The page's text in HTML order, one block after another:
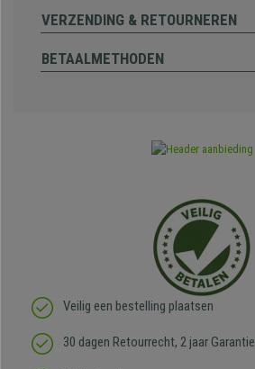
VERZENDING & RETOURNEREN
BETAALMETHODEN
Veilig een bestelling plaatsen
30 dagen Retourrecht, 2 jaar Garantie